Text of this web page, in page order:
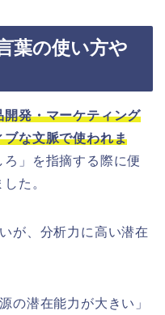
葉の使い方や
発・マーケティング
な文脈で使われま
」を指摘する際に便
た。
が、分析力に高い潜在
の潜在能力が大きい」